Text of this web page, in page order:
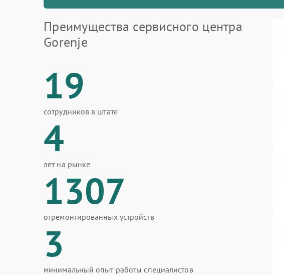
Преимущества сервисного центра
Gorenje
19
сотрудников в штате
4
лет на рынке
1307
отремонтированных устройств
3
минимальный опыт работы специалистов